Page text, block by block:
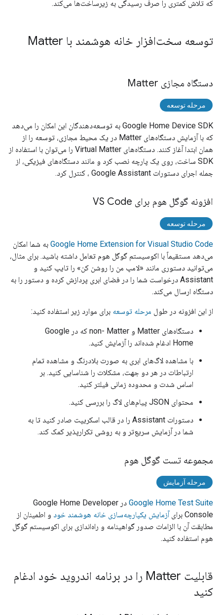
که تلاش کمتری را صرف رسیدگی به زیرساخت‌ها می‌کند.
توسعه سخت‌افزار خانه هوشمند با Matter
دستگاه مجازی Matter
مرحله توسعه
Google Home Device SDK به توسعه‌دهندگان این امکان را می‌دهد
که با آزمایش دستگاه‌های Matter در یک محیط مجازی، توسعه را از
همان ابتدا آغاز کنند. دستگاه‌های Virtual Matter
را می‌توان با استفاده از
SDK ساخت، روی یک پارچه نصب کرد و مانند دستگاه‌های فیزیکی، از
جمله اجرای دستورات Google Assistant ، کنترل کرد.
افزونه گوگل هوم برای VS Code
مرحله توسعه
Google Home Extension for Visual Studio Code به شما امکان
می‌دهد مستقیماً با اکوسیستم گوگل هوم تعامل داشته باشید. برای مثال،
می‌توانید دستوری مانند «لامپ من را روشن کن» را تایپ کنید و
Assistant درخواست شما را در فضای ابری پردازش کرده و دستور را به
دستگاه ارسال می‌کند.
از این افزونه در طول مرحله توسعه برای موارد زیر استفاده کنید:
دستگاه‌های Matter و non- Matter
که در Google
Home ادغام شده‌اند را آزمایش کنید.
با مشاهده لاگ‌های ابری به صورت بلادرنگ و مشاهده تمام
ارتباطات در هر دو جهت، مشکلات را شناسایی کنید. بر
اساس شدت و محدوده زمانی فیلتر کنید.
محتوای JSON پیام‌های لاگ را بررسی کنید.
دستورات Assistant را در قالب اسکریپت صادر کنید تا به
شما در آزمایش سریع‌تر و به روشی تکرارپذیر کمک کند.
مجموعه تست گوگل هوم
مرحله آزمایش
Google Home Test Suite در Google Home Developer
Console برایآزمایش یکپارچه‌سازی خانه هوشمند خود و اطمینان از
مطابقت آن با الزامات صدور گواهینامه و راه‌اندازی برای اکوسیستم گوگل
هوم استفاده کنید.
قابلیت Matter را در برنامه اندروید خود ادغام
کنید